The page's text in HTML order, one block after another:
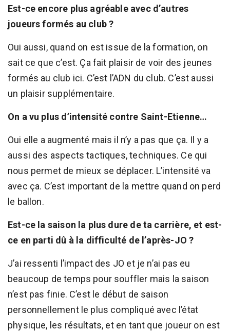
Est-ce encore plus agréable avec d’autres
joueurs formés au club ?
Oui aussi, quand on est issue de la formation, on
sait ce que c’est. Ça fait plaisir de voir des jeunes
formés au club ici. C’est l’ADN du club. C’est aussi
un plaisir supplémentaire.
On a vu plus d’intensité contre Saint-Etienne…
Oui elle a augmenté mais il n’y a pas que ça. Il y a
aussi des aspects tactiques, techniques. Ce qui
nous permet de mieux se déplacer. L’intensité va
avec ça. C’est important de la mettre quand on perd
le ballon.
Est-ce la saison la plus dure de ta carrière, et est-
ce en parti dû à la difficulté de l’après-JO ?
J’ai ressenti l’impact des JO et je n’ai pas eu
beaucoup de temps pour souffler mais la saison
n’est pas finie. C’est le début de saison
personnellement le plus compliqué avec l’état
physique, les résultats, et en tant que joueur on est